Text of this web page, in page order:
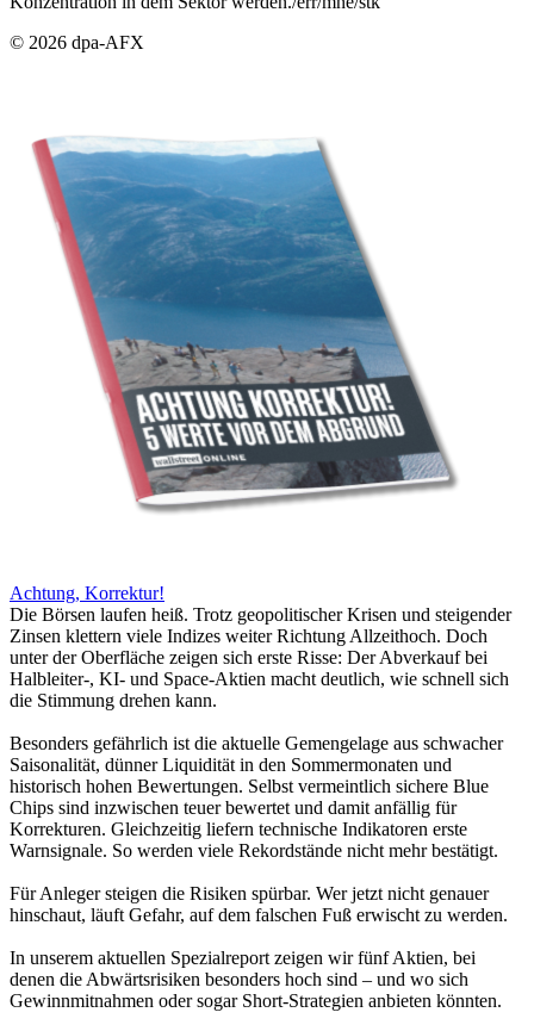
© 2026 dpa-AFX
Achtung, Korrektur!
Die Börsen laufen heiß. Trotz geopolitischer Krisen und steigender
Zinsen klettern viele Indizes weiter Richtung Allzeithoch. Doch
unter der Oberfläche zeigen sich erste Risse: Der Abverkauf bei
Halbleiter-, KI- und Space-Aktien macht deutlich, wie schnell sich
die Stimmung drehen kann.
Besonders gefährlich ist die aktuelle Gemengelage aus schwacher
Saisonalität, dünner Liquidität in den Sommermonaten und
historisch hohen Bewertungen. Selbst vermeintlich sichere Blue
Chips sind inzwischen teuer bewertet und damit anfällig für
Korrekturen. Gleichzeitig liefern technische Indikatoren erste
Warnsignale. So werden viele Rekordstände nicht mehr bestätigt.
Für Anleger steigen die Risiken spürbar. Wer jetzt nicht genauer
hinschaut, läuft Gefahr, auf dem falschen Fuß erwischt zu werden.
In unserem aktuellen Spezialreport zeigen wir fünf Aktien, bei
denen die Abwärtsrisiken besonders hoch sind – und wo sich
Gewinnmitnahmen oder sogar Short-Strategien anbieten könnten.